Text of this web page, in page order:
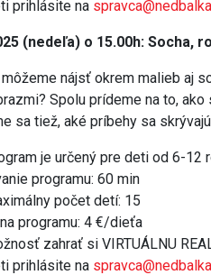
prihlásite na
(nedeľa) o 15.00h: Socha,
nájsť okrem malieb aj
Spolu prídeme na to,
sa tiež, aké príbehy sa
je určený pre deti od 6-12
programu: 60 min
počet detí: 15
programu: 4 €/dieťa
zahrať si VIRTUÁLNU
prihlásite na